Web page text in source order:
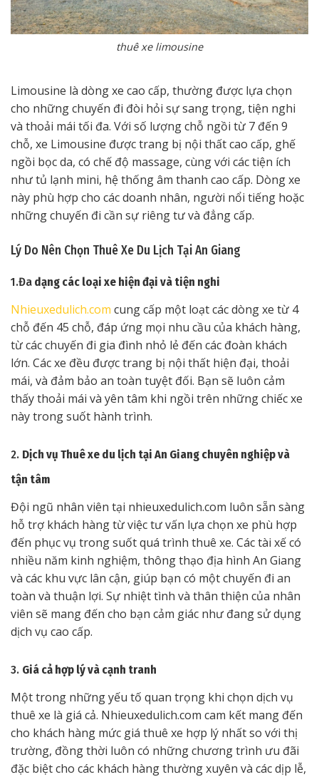
thuê xe limousine
Limousine là dòng xe cao cấp, thường được lựa chọn
cho những chuyến đi đòi hỏi sự sang trọng, tiện nghi
và thoải mái tối đa. Với số lượng chỗ ngồi từ 7 đến 9
chỗ, xe Limousine được trang bị nội thất cao cấp, ghế
ngồi bọc da, có chế độ massage, cùng với các tiện ích
như tủ lạnh mini, hệ thống âm thanh cao cấp. Dòng xe
này phù hợp cho các doanh nhân, người nổi tiếng hoặc
những chuyến đi cần sự riêng tư và đẳng cấp.
Lý Do Nên Chọn Thuê Xe Du Lịch Tại An Giang
1.Đa dạng các loại xe hiện đại và tiện nghi
Nhieuxedulich.com cung cấp một loạt các dòng xe từ 4
chỗ đến 45 chỗ, đáp ứng mọi nhu cầu của khách hàng,
từ các chuyến đi gia đình nhỏ lẻ đến các đoàn khách
lớn. Các xe đều được trang bị nội thất hiện đại, thoải
mái, và đảm bảo an toàn tuyệt đối. Bạn sẽ luôn cảm
thấy thoải mái và yên tâm khi ngồi trên những chiếc xe
này trong suốt hành trình.
2. Dịch vụ Thuê xe du lịch tại An Giang chuyên nghiệp và
tận tâm
Đội ngũ nhân viên tại nhieuxedulich.com luôn sẵn sàng
hỗ trợ khách hàng từ việc tư vấn lựa chọn xe phù hợp
đến phục vụ trong suốt quá trình thuê xe. Các tài xế có
nhiều năm kinh nghiệm, thông thạo địa hình An Giang
và các khu vực lân cận, giúp bạn có một chuyến đi an
toàn và thuận lợi. Sự nhiệt tình và thân thiện của nhân
viên sẽ mang đến cho bạn cảm giác như đang sử dụng
dịch vụ cao cấp.
3. Giá cả hợp lý và cạnh tranh
Một trong những yếu tố quan trọng khi chọn dịch vụ
thuê xe là giá cả. Nhieuxedulich.com cam kết mang đến
cho khách hàng mức giá thuê xe hợp lý nhất so với thị
trường, đồng thời luôn có những chương trình ưu đãi
đặc biệt cho các khách hàng thường xuyên và các dịp lễ,